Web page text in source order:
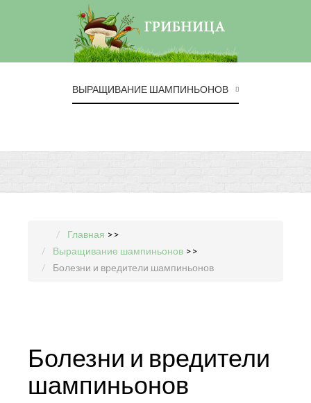
ВЫРАЩИВАНИЕ ШАМПИНЬОНОВ
Главная >>
Выращивание шампиньонов >>
Болезни и вредители шампиньонов
Болезни и вредители
шампиньонов